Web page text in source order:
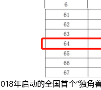
年启动的全国首个“独